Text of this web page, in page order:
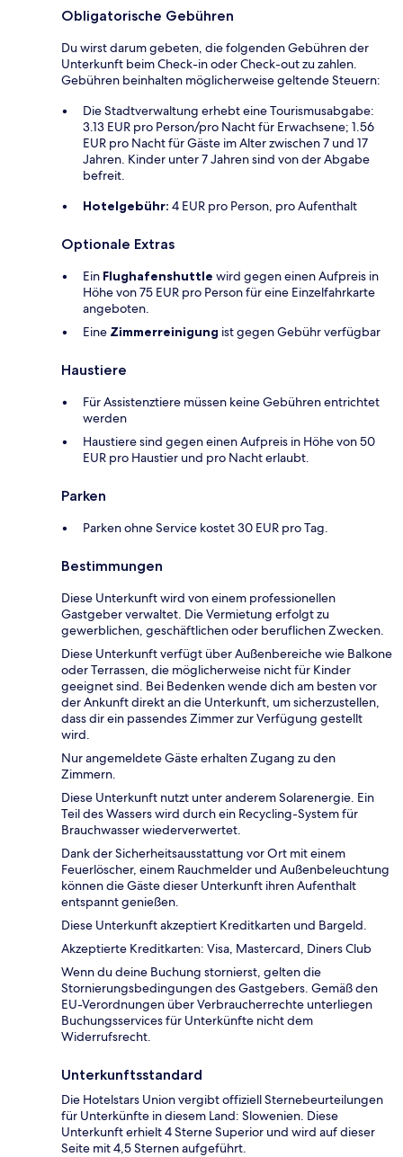
Obligatorische Gebühren
Du wirst darum gebeten, die folgenden Gebühren der
Unterkunft beim Check-in oder Check-out zu zahlen.
Gebühren beinhalten möglicherweise geltende Steuern:
Die Stadtverwaltung erhebt eine Tourismusabgabe:
3.13 EUR pro Person/pro Nacht für Erwachsene; 1.56
EUR pro Nacht für Gäste im Alter zwischen 7 und 17
Jahren. Kinder unter 7 Jahren sind von der Abgabe
befreit.
Hotelgebühr: 4 EUR pro Person, pro Aufenthalt
Optionale Extras
Ein Flughafenshuttle wird gegen einen Aufpreis in
Höhe von 75 EUR pro Person für eine Einzelfahrkarte
angeboten.
Eine Zimmerreinigung ist gegen Gebühr verfügbar
Haustiere
Für Assistenztiere müssen keine Gebühren entrichtet
werden
Haustiere sind gegen einen Aufpreis in Höhe von 50
EUR pro Haustier und pro Nacht erlaubt.
Parken
Parken ohne Service kostet 30 EUR pro Tag.
Bestimmungen
Diese Unterkunft wird von einem professionellen
Gastgeber verwaltet. Die Vermietung erfolgt zu
gewerblichen, geschäftlichen oder beruflichen Zwecken.
Diese Unterkunft verfügt über Außenbereiche wie Balkone
oder Terrassen, die möglicherweise nicht für Kinder
geeignet sind. Bei Bedenken wende dich am besten vor
der Ankunft direkt an die Unterkunft, um sicherzustellen,
dass dir ein passendes Zimmer zur Verfügung gestellt
wird.
Nur angemeldete Gäste erhalten Zugang zu den
Zimmern.
Diese Unterkunft nutzt unter anderem Solarenergie. Ein
Teil des Wassers wird durch ein Recycling-System für
Brauchwasser wiederverwertet.
Dank der Sicherheitsausstattung vor Ort mit einem
Feuerlöscher, einem Rauchmelder und Außenbeleuchtung
können die Gäste dieser Unterkunft ihren Aufenthalt
entspannt genießen.
Diese Unterkunft akzeptiert Kreditkarten und Bargeld.
Akzeptierte Kreditkarten: Visa, Mastercard, Diners Club
Wenn du deine Buchung stornierst, gelten die
Stornierungsbedingungen des Gastgebers. Gemäß den
EU-Verordnungen über Verbraucherrechte unterliegen
Buchungsservices für Unterkünfte nicht dem
Widerrufsrecht.
Unterkunftsstandard
Die Hotelstars Union vergibt offiziell Sternebeurteilungen
für Unterkünfte in diesem Land: Slowenien. Diese
Unterkunft erhielt 4 Sterne Superior und wird auf dieser
Seite mit 4,5 Sternen aufgeführt.